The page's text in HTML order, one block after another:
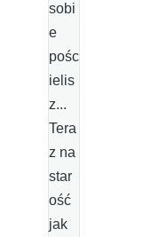
sobi
e
pośc
ielis
z...
Tera
z na
star
ość
jak